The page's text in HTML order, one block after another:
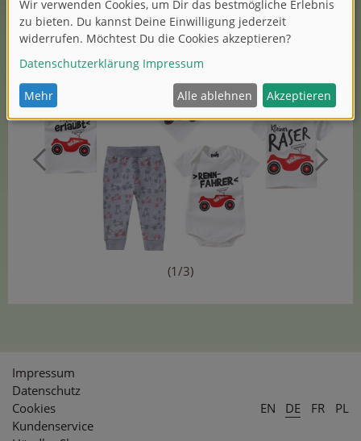
auf und verknüpfen es mit einer innovativen
Weiterentwicklung - die perfekte Kombination für eine
generationsübergreifende Brand Awareness.
(1/3)
Impressum
Datenschutz
Cookies
Kundenservice
EN DE FR PL